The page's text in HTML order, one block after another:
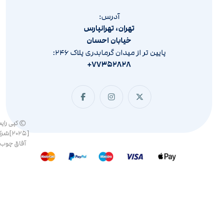
آدرس:
تهران، تهرانپارس
خیابان احسان
پایین تر از میدان گرمابدری پلاک ۲۴۶:
۷۷۳۵۲۸۲۸+
© کپی
آفاق